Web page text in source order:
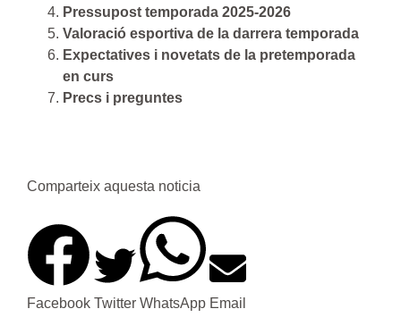
Pressupost temporada 2025-2026
Valoració esportiva de la darrera temporada
Expectatives i novetats de la pretemporada
en curs
Precs i preguntes
Comparteix aquesta noticia
Facebook Twitter WhatsApp Email